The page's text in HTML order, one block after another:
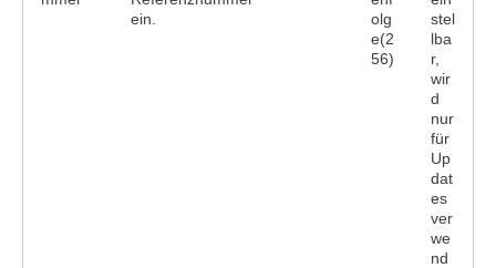
ein.
olg
e(2
56)
stel
lba
r,
wir
d
nur
für
Up
dat
es
ver
we
nd